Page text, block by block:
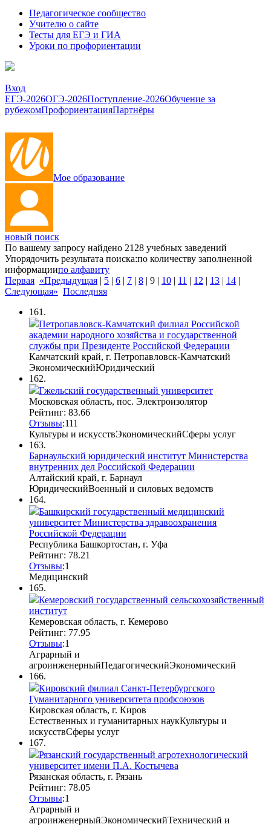
Педагогическое сообщество
Учителю о сайте
Тесты для ЕГЭ и ГИА
Уроки по профориентации
Вход
ЕГЭ-2026ОГЭ-2026Поступление-2026Обучение за
рубежомПрофориентацияПартнёры
Мое образование
новый поиск
По вашему запросу найдено 2128 учебных заведений
Упорядочить результата поиска:по количеству заполненной
информациипо алфавиту
Первая «Предыдущая | 5 | 6 | 7 | 8 | 9 | 10 | 11 | 12 | 13 | 14 |
Следующая» Последняя
161.
Петропавловск-Камчатский филиал Российской
академии народного хозяйства и государственной
службы при Президенте Российской Федерации
Камчатский край, г. Петропавловск-Камчатский
ЭкономическийЮридический
162.
Гжельский государственный университет
Московская область, пос. Электроизолятор
Рейтинг: 83.66
Отзывы:111
Культуры и искусствЭкономическийСферы услуг
163.
Барнаульский юридический институт Министерства
внутренних дел Российской Федерации
Алтайский край, г. Барнаул
ЮридическийВоенный и силовых ведомств
164.
Башкирский государственный медицинский
университет Министерства здравоохранения
Российской Федерации
Республика Башкортостан, г. Уфа
Рейтинг: 78.21
Отзывы:1
Медицинский
165.
Кемеровский государственный сельскохозяйственный
институт
Кемеровская область, г. Кемерово
Рейтинг: 77.95
Отзывы:1
Аграрный и
агроинженерныйПедагогическийЭкономический
166.
Кировский филиал Санкт-Петербургского
Гуманитарного университета профсоюзов
Кировская область, г. Киров
Естественных и гуманитарных наукКультуры и
искусствСферы услуг
167.
Рязанский государственный агротехнологический
университет имени П.А. Костычева
Рязанская область, г. Рязань
Рейтинг: 78.05
Отзывы:1
Аграрный и
агроинженерныйЭкономическийТехнический и